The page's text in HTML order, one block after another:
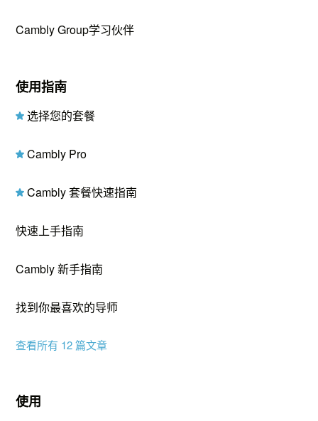
Cambly Group学习伙伴
使用指南
选择您的套餐
Cambly Pro
Cambly 套餐快速指南
快速上手指南
Cambly 新手指南
找到你最喜欢的导师
查看所有 12 篇文章
使用